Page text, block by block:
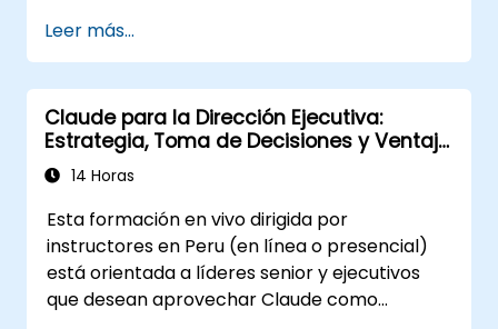
Redactar y mejorar documentos, correos
electrónicos e informes utilizando IA.
Organizar tareas y optimizar las
actividades administrativas del día a día.
Utilizar Claude como apoyo para el
análisis básico de datos y hojas de cálculo.
validación del contenido generado por IA.
Leer más...
Claude para la Dirección Ejecutiva:
Estrategia, Toma de Decisiones y Ventaja
Competitiva
14 Horas
Esta formación en vivo dirigida por
instructores en Peru (en línea o presencial)
está orientada a líderes senior y ejecutivos
que desean aprovechar Claude como